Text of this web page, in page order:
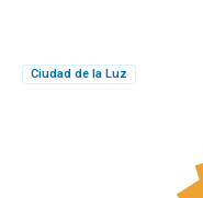
Ciudad de la Luz